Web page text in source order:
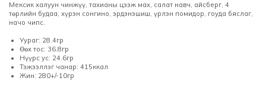
Мексик халуун чинжүү, тахианы цээж мах, салат навч, айсберг, 4
төрлийн будаа, хүрэн сонгино, эрдэнэшиш, үрлэн помидор, гоуда бяслаг,
начо чипс.
Уураг: 28.4гр
Өөх тос: 36.8гр
Нүүрс ус: 24.6гр
Тэжээллэг чанар: 415ккал
Жин: 280+/-10гр